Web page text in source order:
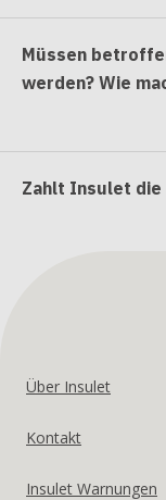
Müssen
werden? Wie
Zahlt Insulet die
Footer
United
States
Über Insulet
Kontakt
Insulet Warnungen